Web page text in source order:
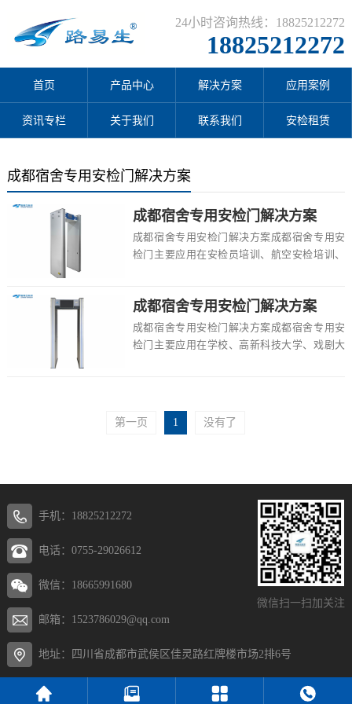
24小时咨询热线：18825212272
18825212272
首页 产品中心 解决方案 应用案例
资讯专栏 关于我们 联系我们 安检租赁
成都宿舍专用安检门解决方案
成都宿舍专用安检门解决方案
成都宿舍专用安检门解决方案成都宿舍专用安
检门主要应用在安检员培训、航空安检培训、
成都宿舍专用安检门解决方案
成都宿舍专用安检门解决方案成都宿舍专用安
检门主要应用在学校、高新科技大学、戏剧大
第一页 1 没有了
微信扫一扫加关注
手机：18825212272
电话：0755-29026612
微信：18665991680
邮箱：1523786029@qq.com
地址：四川省成都市武侯区佳灵路红牌楼市场2排6号